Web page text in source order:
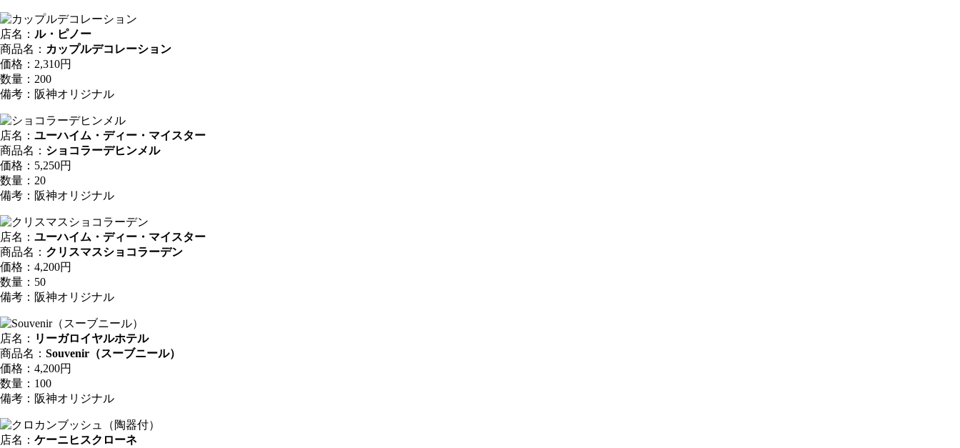
店名： ル・ピノー
商品名： カップルデコレーション
価格：2,310円
数量：200
備考：阪神オリジナル
店名： ユーハイム・ディー・マイスター
商品名： ショコラーデヒンメル
価格：5,250円
数量：20
備考：阪神オリジナル
店名： ユーハイム・ディー・マイスター
商品名： クリスマスショコラーデン
価格：4,200円
数量：50
備考：阪神オリジナル
店名： リーガロイヤルホテル
商品名： Souvenir（スーブニール）
価格：4,200円
数量：100
備考：阪神オリジナル
店名： ケーニヒスクローネ